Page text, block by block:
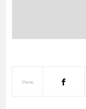
Shares